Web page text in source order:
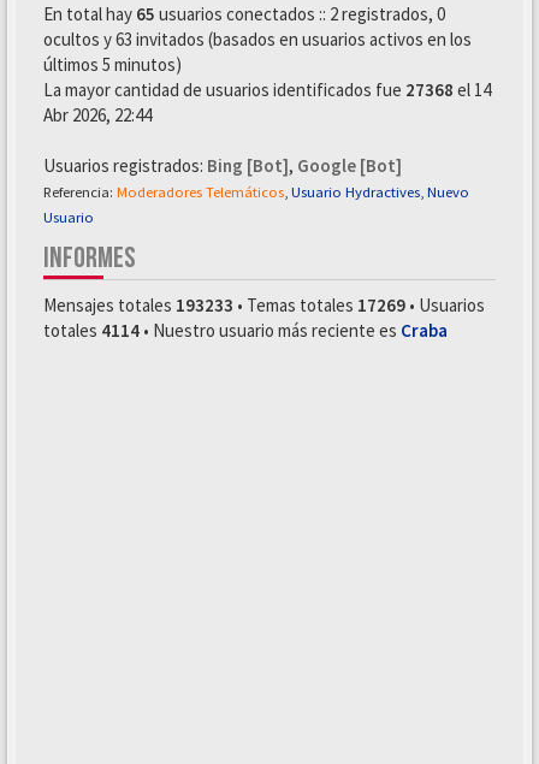
En total hay 65 usuarios conectados :: 2 registrados, 0
ocultos y 63 invitados (basados en usuarios activos en los
últimos 5 minutos)
La mayor cantidad de usuarios identificados fue 27368 el 14
Abr 2026, 22:44
Usuarios registrados: Bing [Bot], Google [Bot]
Referencia: Moderadores Telemáticos Usuario Hydractives Nuevo
Usuario
INFORMES
Mensajes totales 193233 • Temas totales 17269 • Usuarios
totales 4114 • Nuestro usuario más reciente es Craba